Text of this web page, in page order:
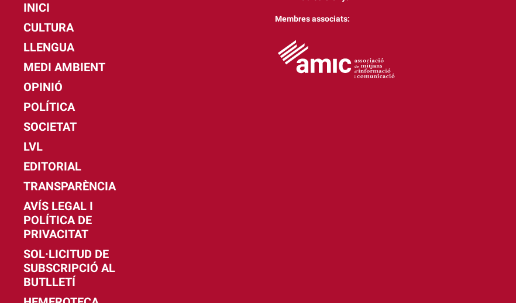
INICI
CULTURA
LLENGUA
MEDI AMBIENT
OPINIÓ
POLÍTICA
SOCIETAT
LVL
EDITORIAL
TRANSPARÈNCIA
AVÍS LEGAL I
POLÍTICA DE
PRIVACITAT
SOL·LICITUD DE
SUBSCRIPCIÓ AL
BUTLLETÍ
Membres associats: